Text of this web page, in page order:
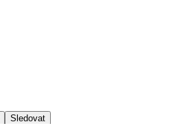
Sledovat